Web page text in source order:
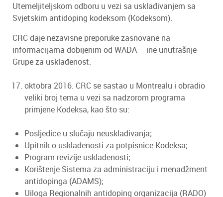
Utemeljiteljskom odboru u vezi sa usklađivanjem sa
Svjetskim antidoping kodeksom (Kodeksom).
CRC daje nezavisne preporuke zasnovane na
informacijama dobijenim od WADA – ine unutrašnje
Grupe za usklađenost.
oktobra 2016. CRC se sastao u Montrealu i obradio
veliki broj tema u vezi sa nadzorom programa
primjene Kodeksa, kao što su:
Posljedice u slučaju neusklađivanja;
Upitnik o usklađenosti za potpisnice Kodeksa;
Program revizije usklađenosti;
Korištenje Sistema za administraciju i menadžment
antidopinga (ADAMS);
Uiloga Regionalnih antidoping organizacija (RADO)